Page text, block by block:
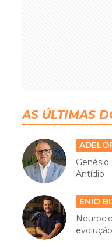
AS ÚLTIMAS
Antídio
ENIO